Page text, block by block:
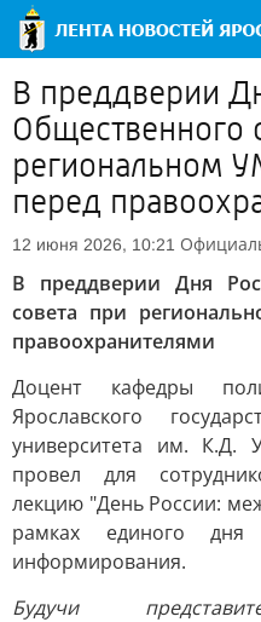
В преддверии
Общественного
региональном
перед
12 июня 2026, 10:21
В преддверии Дня
совета при
правоохранителями
Доцент кафедры
Ярославского
университета им. К.Д.
провел для
лекцию "День России:
рамках единого дня
информирования.
Будучи